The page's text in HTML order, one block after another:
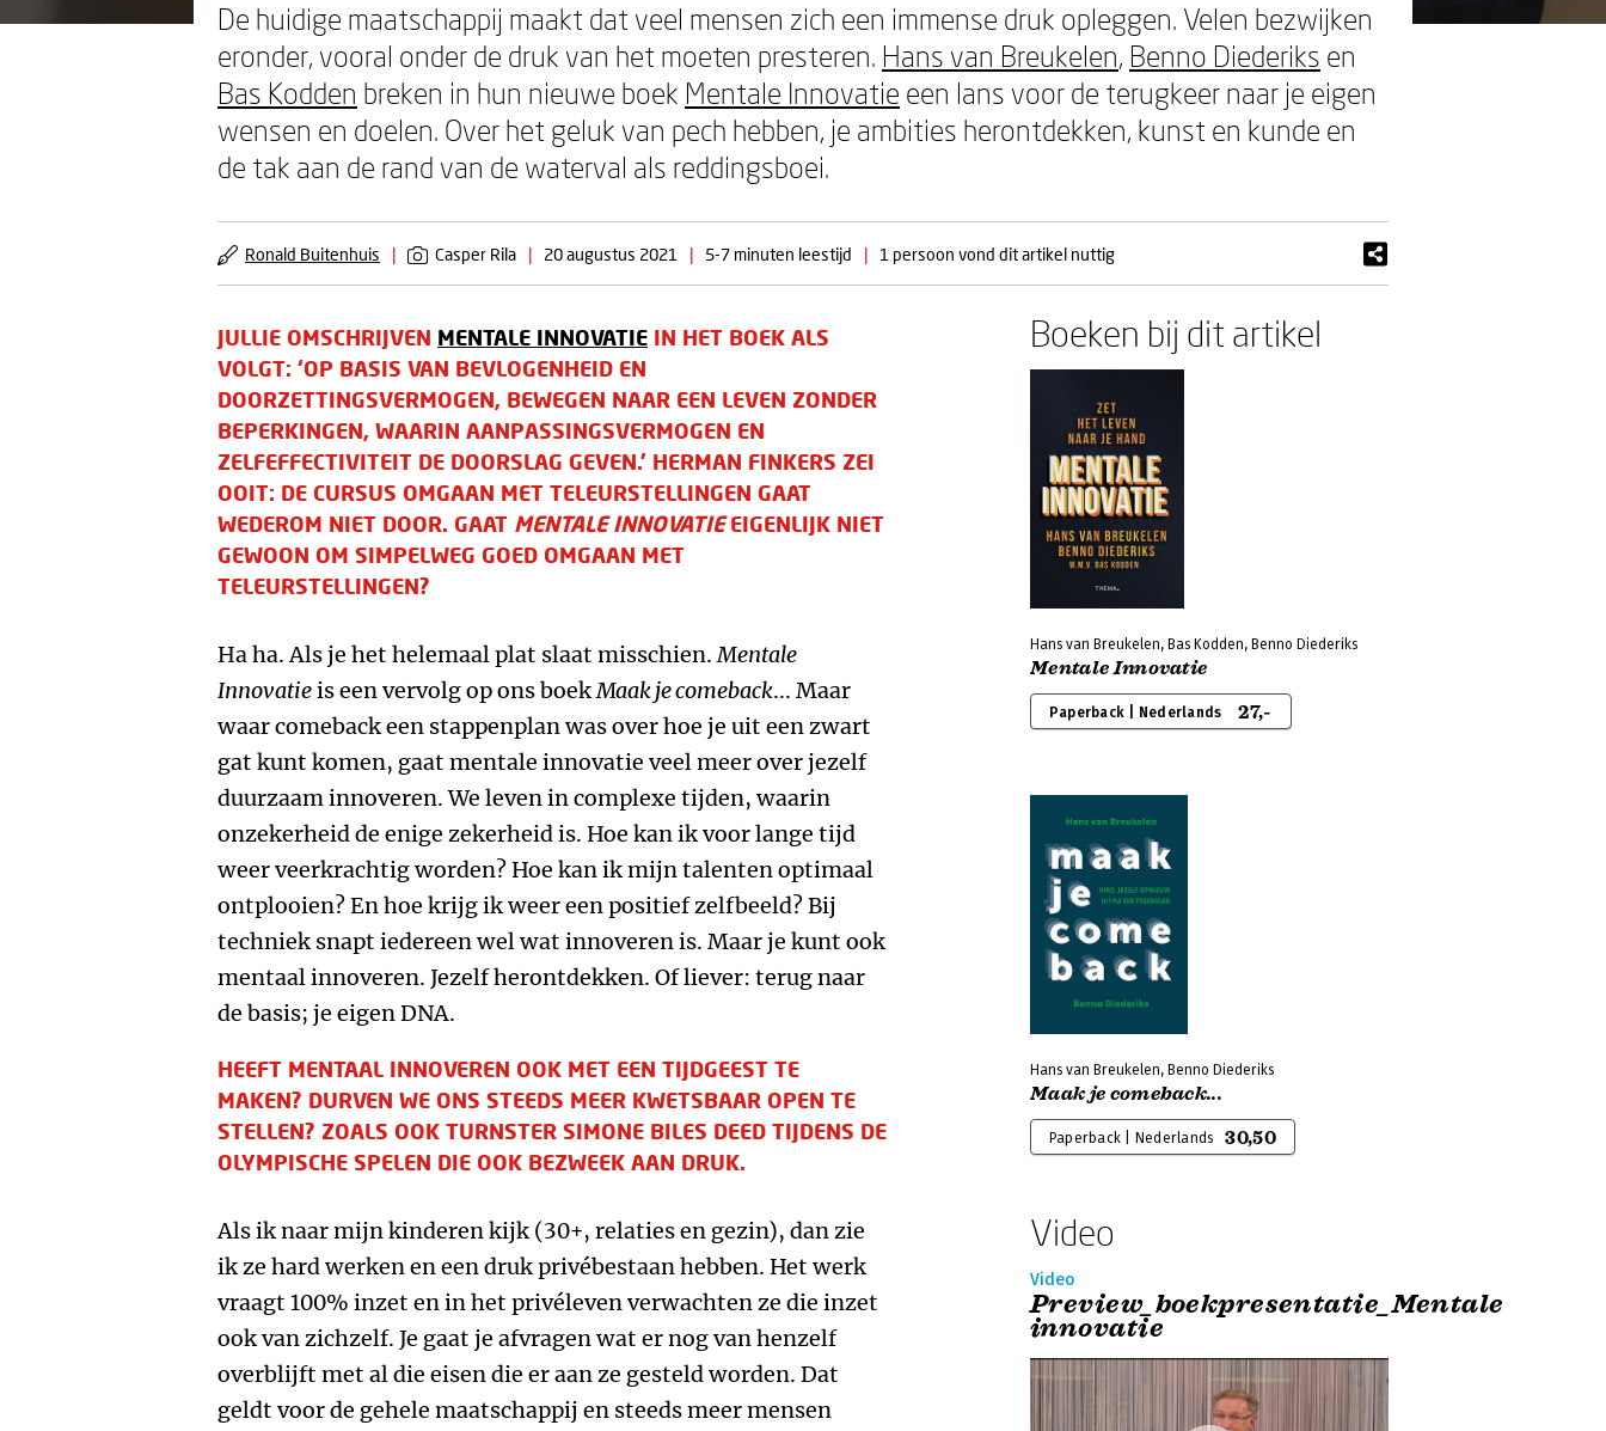
De huidige maatschappij maakt dat veel mensen zich een immense druk opleggen. Velen bezwijken
eronder, vooral onder de druk van het moeten presteren. Hans van Breukelen, Benno Diederiks en
Bas Kodden breken in hun nieuwe boek Mentale Innovatie een lans voor de terugkeer naar je eigen
wensen en doelen. Over het geluk van pech hebben, je ambities herontdekken, kunst en kunde en
de tak aan de rand van de waterval als reddingsboei.
Ronald Buitenhuis | Casper Rila | 20 augustus 2021 | 5-7 minuten leestijd | 1 persoon vond dit artikel nuttig
JULLIE OMSCHRIJVEN MENTALE INNOVATIE IN HET BOEK ALS
VOLGT: ‘OP BASIS VAN BEVLOGENHEID EN
DOORZETTINGSVERMOGEN, BEWEGEN NAAR EEN LEVEN ZONDER
BEPERKINGEN, WAARIN AANPASSINGSVERMOGEN EN
ZELFEFFECTIVITEIT DE DOORSLAG GEVEN.’ HERMAN FINKERS ZEI
OOIT: DE CURSUS OMGAAN MET TELEURSTELLINGEN GAAT
WEDEROM NIET DOOR. GAAT MENTALE INNOVATIEEIGENLIJK NIET
GEWOON OM SIMPELWEG GOED OMGAAN MET
TELEURSTELLINGEN?
Ha ha. Als je het helemaal plat slaat misschien.Mentale
Innovatieis een vervolg op ons boekMaak je comeback... Maar
waar comeback een stappenplan was over hoe je uit een zwart
gat kunt komen, gaat mentale innovatie veel meer over jezelf
duurzaam innoveren. We leven in complexe tijden, waarin
onzekerheid de enige zekerheid is. Hoe kan ik voor lange tijd
weer veerkrachtig worden? Hoe kan ik mijn talenten optimaal
ontplooien? En hoe krijg ik weer een positief zelfbeeld? Bij
techniek snapt iedereen wel wat innoveren is. Maar je kunt ook
mentaal innoveren. Jezelf herontdekken. Of liever: terug naar
de basis; je eigen DNA.
HEEFT MENTAAL INNOVEREN OOK MET EEN TIJDGEEST TE
MAKEN? DURVEN WE ONS STEEDS MEER KWETSBAAR OPEN TE
STELLEN? ZOALS OOK TURNSTER SIMONE BILES DEED TIJDENS DE
OLYMPISCHE SPELEN DIE OOK BEZWEEK AAN DRUK.
Als ik naar mijn kinderen kijk (30+, relaties en gezin), dan zie
ik ze hard werken en een druk privébestaan hebben. Het werk
vraagt 100% inzet en in het privéleven verwachten ze die inzet
ook van zichzelf. Je gaat je afvragen wat er nog van henzelf
overblijft met al die eisen die er aan ze gesteld worden. Dat
geldt voor de gehele maatschappij en steeds meer mensen
Boeken bij dit artikel
Hans van Breukelen, Bas Kodden, Benno Diederiks
Mentale Innovatie
Paperback | Nederlands 27,-
Hans van Breukelen, Benno Diederiks
Maak je comeback...
Paperback | Nederlands 30,50
Video
Video
Preview_boekpresentatie_Mentale
innovatie